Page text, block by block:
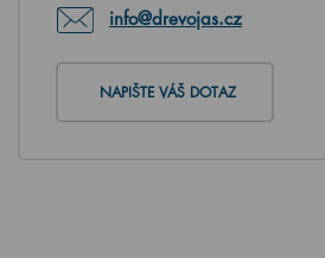
info@drevojas.cz
NAPIŠTE VÁŠ DOTAZ